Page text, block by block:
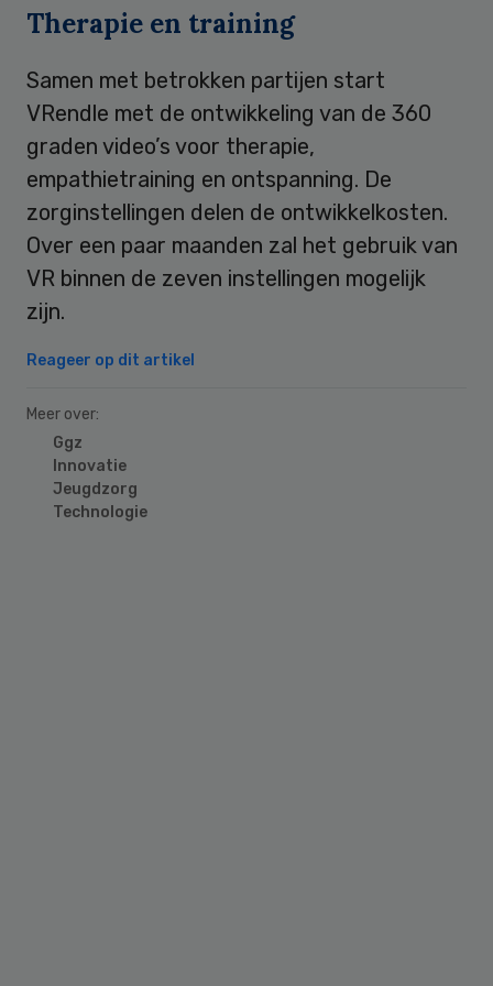
Therapie en training
Samen met betrokken partijen start
VRendle met de ontwikkeling van de 360
graden video’s voor therapie,
empathietraining en ontspanning. De
zorginstellingen delen de ontwikkelkosten.
Over een paar maanden zal het gebruik van
VR binnen de zeven instellingen mogelijk
zijn.
Reageer op dit artikel
Meer over:
Ggz
Innovatie
Jeugdzorg
Technologie